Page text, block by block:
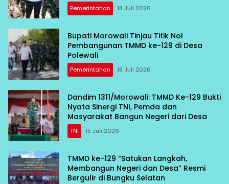
Pemerintahan 18 Juli 2026
Bupati Morowali Tinjau Titik Nol
Pembangunan TMMD ke-129 di Desa
Polewali
Pemerintahan 18 Juli 2026
Dandim 1311/Morowali: TMMD Ke-129 Bukti
Nyata Sinergi TNI, Pemda dan
Masyarakat Bangun Negeri dari Desa
TNI 15 Juli 2026
TMMD ke-129 “Satukan Langkah,
Membangun Negeri dan Desa” Resmi
Bergulir di Bungku Selatan